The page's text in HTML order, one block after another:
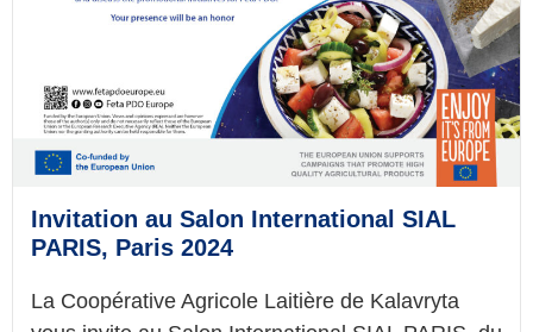
Invitation au Salon International SIAL
PARIS, Paris 2024
La Coopérative Agricole Laitière de Kalavryta